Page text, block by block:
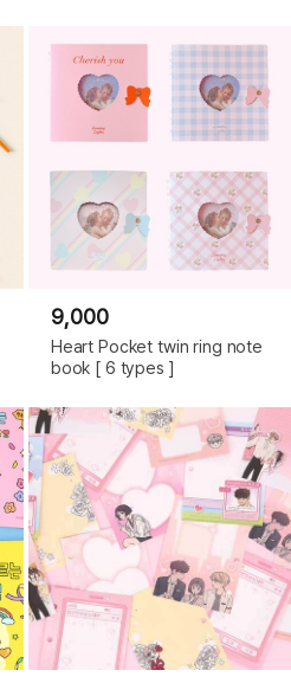
9,000
Heart Pocket twin ring note
book [ 6 types ]